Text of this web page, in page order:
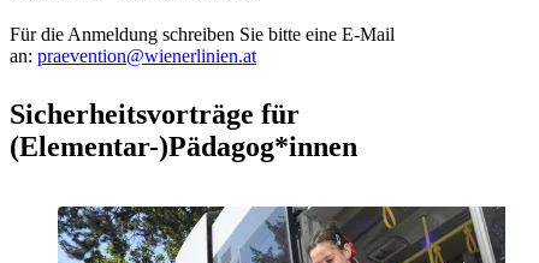
Für die Anmeldung schreiben Sie bitte eine E-Mail
an: praevention@wienerlinien.at
Sicherheitsvorträge für
(Elementar-)Pädagog*innen